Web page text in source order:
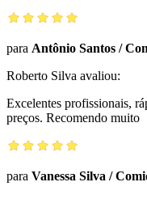
para Antônio Santos /
Roberto Silva avaliou:
Excelentes profissionais,
preços. Recomendo muito
para Vanessa Silva /